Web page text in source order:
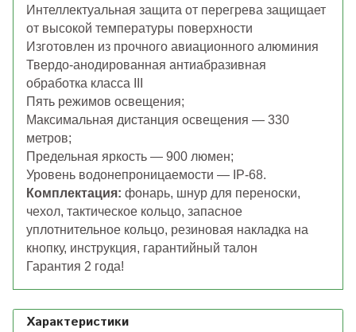
Интеллектуальная защита от перегрева защищает
от высокой температуры поверхности
Изготовлен из прочного авиационного алюминия
Твердо-анодированная антиабразивная
обработка класса III
Пять режимов освещения;
Максимальная дистанция освещения — 330
метров;
Предельная яркость — 900 люмен;
Уровень водонепроницаемости — IP-68.
Комплектация: фонарь, шнур для переноски,
чехол, тактическое кольцо, запасное
уплотнительное кольцо, резиновая накладка на
кнопку, инструкция, гарантийный талон
Гарантия 2 года!
Характеристики